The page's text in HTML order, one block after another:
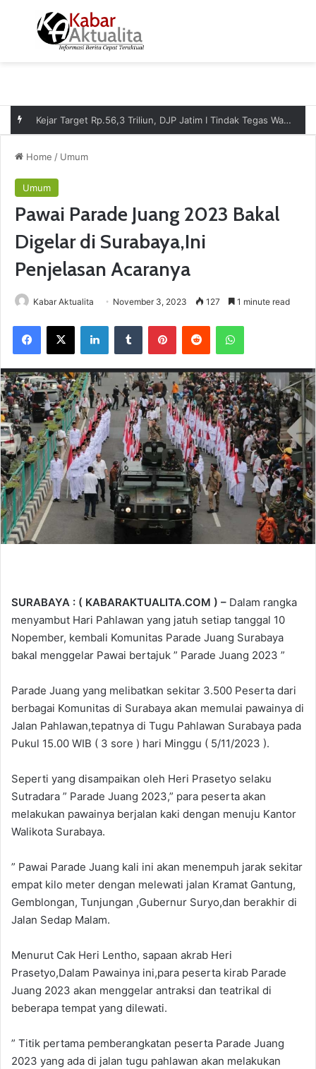
Menu
Kejar Target Rp.56,3 Triliun, DJP Jatim I Tindak Tegas Wajib Pajak Nakal Lewat Pemblokiran Rekening
Home / Umum
Umum
Pawai Parade Juang 2023 Bakal
Digelar di Surabaya,Ini
Penjelasan Acaranya
Kabar Aktualita November 3, 2023 127 1 minute read
SURABAYA : ( KABARAKTUALITA.COM ) – Dalam rangka
menyambut Hari Pahlawan yang jatuh setiap tanggal 10
Nopember, kembali Komunitas Parade Juang Surabaya
bakal menggelar Pawai bertajuk ” Parade Juang 2023 ”
Parade Juang yang melibatkan sekitar 3.500 Peserta dari
berbagai Komunitas di Surabaya akan memulai pawainya di
Jalan Pahlawan,tepatnya di Tugu Pahlawan Surabaya pada
Pukul 15.00 WIB ( 3 sore ) hari Minggu ( 5/11/2023 ).
Seperti yang disampaikan oleh Heri Prasetyo selaku
Sutradara ” Parade Juang 2023,” para peserta akan
melakukan pawainya berjalan kaki dengan menuju Kantor
Walikota Surabaya.
” Pawai Parade Juang kali ini akan menempuh jarak sekitar
empat kilo meter dengan melewati jalan Kramat Gantung,
Gemblongan, Tunjungan ,Gubernur Suryo,dan berakhir di
Jalan Sedap Malam.
Menurut Cak Heri Lentho, sapaan akrab Heri
Prasetyo,Dalam Pawainya ini,para peserta kirab Parade
Juang 2023 akan menggelar antraksi dan teatrikal di
beberapa tempat yang dilewati.
” Titik pertama pemberangkatan peserta Parade Juang
2023 yang ada di jalan tugu pahlawan akan melakukan